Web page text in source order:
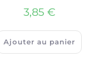
3,85 €
Ajouter au panier